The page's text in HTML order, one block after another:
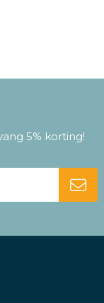
5% korting!